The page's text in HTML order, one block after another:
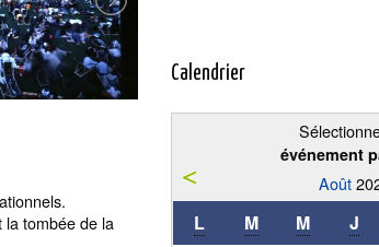
la tombée de la
Calendrier
événement
Août
L M M J